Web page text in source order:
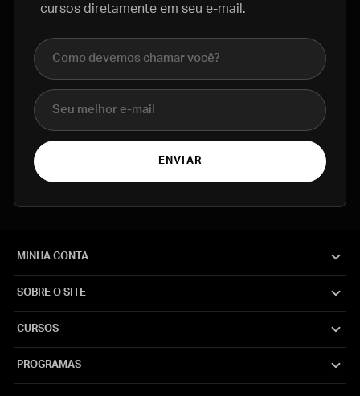
cursos diretamente em seu e-mail.
Nome completo
E-mail
ENVIAR
MINHA CONTA
SOBRE O SITE
CURSOS
PROGRAMAS